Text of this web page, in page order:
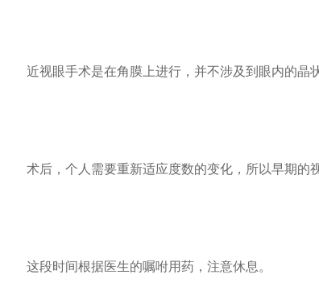
近视眼手术是在角膜上进行，并不涉及到眼内的晶
术后，个人需要重新适应度数的变化，所以早期的
这段时间根据医生的嘱咐用药，注意休息。